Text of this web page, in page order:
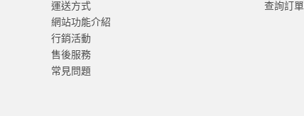
運送方式
網站功能介紹
行銷活動
售後服務
常見問題
查詢訂單